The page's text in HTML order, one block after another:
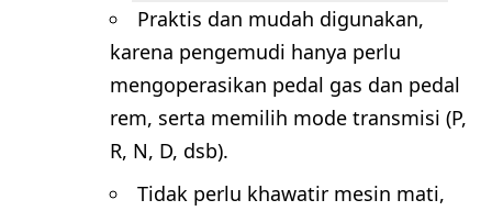
Praktis dan mudah digunakan,
karena pengemudi hanya perlu
mengoperasikan pedal gas dan pedal
rem, serta memilih mode transmisi (P,
R, N, D, dsb).
Tidak perlu khawatir mesin mati,